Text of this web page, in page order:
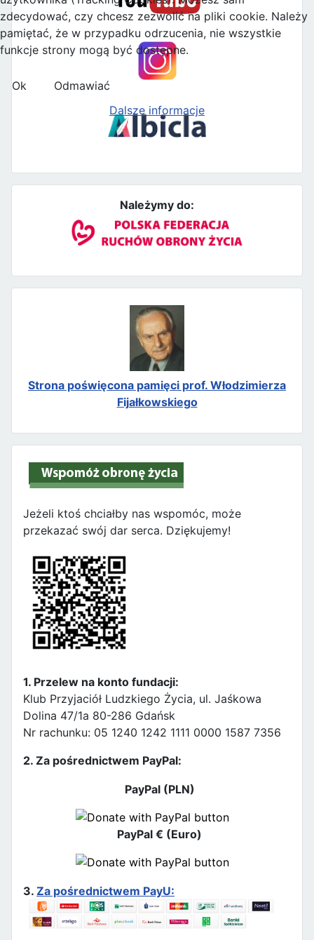
Należymy do:
Strona poświęcona pamięci prof. Włodzimierza
Fijałkowskiego
Jeżeli ktoś chciałby nas wspomóc, może
przekazać swój dar serca. Dziękujemy!
1. Przelew na konto fundacji:
Klub Przyjaciół Ludzkiego Życia, ul. Jaśkowa
Dolina 47/1a 80-286 Gdańsk
Nr rachunku: 05 1240 1242 1111 0000 1587 7356
2. Za pośrednictwem PayPal:
PayPal (PLN)
PayPal € (Euro)
3. Za pośrednictwem PayU:
zdecydować, czy chcesz zezwolić na pliki cookie. Należy
pamiętać, że w przypadku odrzucenia, nie wszystkie
funkcje strony mogą być dostępne.
Ok
Odmawiać
Dalsze informacje